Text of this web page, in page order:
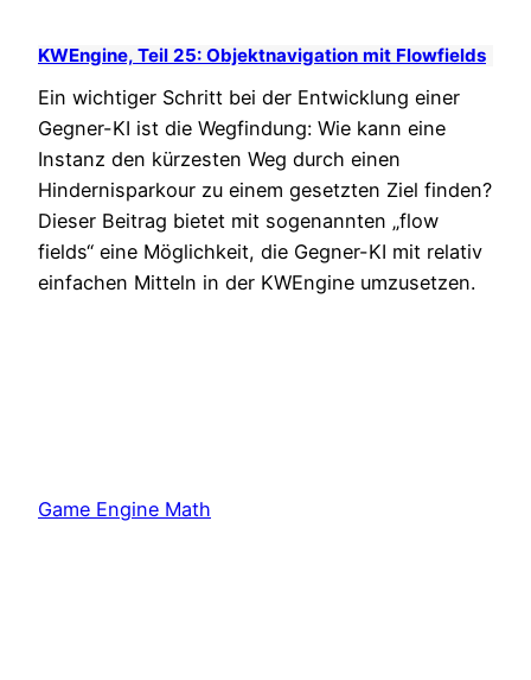
KWEngine, Teil 25: Objektnavigation mit Flowfields
Ein wichtiger Schritt bei der Entwicklung einer
Gegner-KI ist die Wegfindung: Wie kann eine
Instanz den kürzesten Weg durch einen
Hindernisparkour zu einem gesetzten Ziel finden?
Dieser Beitrag bietet mit sogenannten „flow
fields“ eine Möglichkeit, die Gegner-KI mit relativ
einfachen Mitteln in der KWEngine umzusetzen.
Game Engine Math